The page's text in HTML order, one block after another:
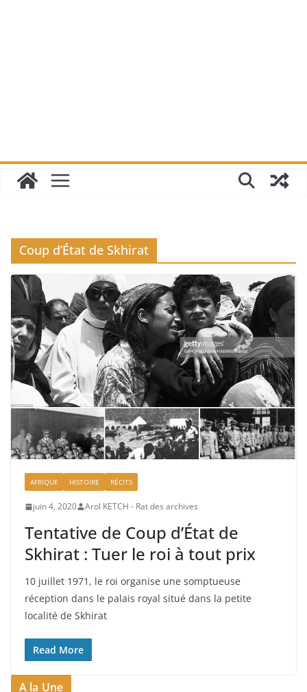
Coup d’État de Skhirat
AFRIQUE HISTOIRE RÉCITS
juin 4, 2020 Arol KETCH - Rat des archives
Tentative de Coup d’État de
Skhirat : Tuer le roi à tout prix
10 juillet 1971, le roi organise une somptueuse
réception dans le palais royal situé dans la petite
localité de Skhirat
Read More
A la Une